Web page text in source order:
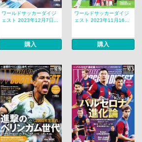
ワールドサッカーダイジ
ェスト 2023年12月7日...
購入
ワールドサッカーダイジ
ェスト 2023年11月16...
購入